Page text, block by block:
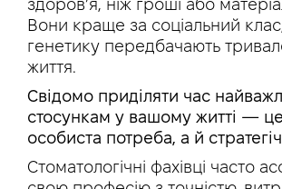
здоров’я, ніж гроші або
Вони краще за соціальний клас,
генетику передбачають
життя.
Свідомо приділяти час
стосункам у вашому житті —
особиста потреба, а й
Стоматологічні фахівці часто